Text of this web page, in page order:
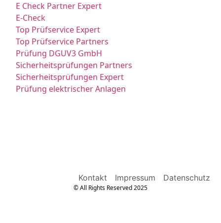
E Check Partner Expert
E-Check
Top Prüfservice Expert
Top Prüfservice Partners
Prüfung DGUV3 GmbH
Sicherheitsprüfungen Partners
Sicherheitsprüfungen Expert
Prüfung elektrischer Anlagen
Kontakt Impressum Datenschutz
© All Rights Reserved 2025